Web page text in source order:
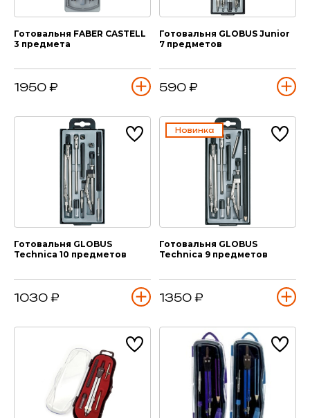
Готовальня FABER CASTELL
3 предмета
1950 ₽
Готовальня GLOBUS Junior
7 предметов
590 ₽
Готовальня GLOBUS
Technica 10 предметов
1030 ₽
Новинка
Готовальня GLOBUS
Technica 9 предметов
1350 ₽